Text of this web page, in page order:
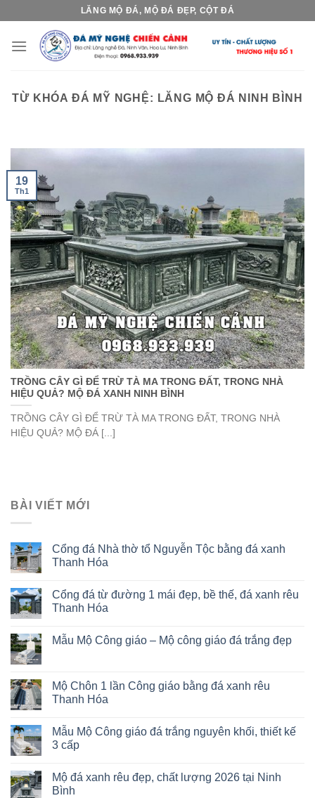
content
LĂNG MỘ ĐÁ, MỘ ĐÁ ĐẸP, CỘT ĐÁ
TỪ KHÓA ĐÁ MỸ NGHỆ: LĂNG MỘ ĐÁ NINH BÌNH
TRỒNG CÂY GÌ ĐỂ TRỪ TÀ MA TRONG ĐẤT, TRONG NHÀ
HIỆU QUẢ? MỘ ĐÁ XANH NINH BÌNH
TRỒNG CÂY GÌ ĐỂ TRỪ TÀ MA TRONG ĐẤT, TRONG NHÀ
HIỆU QUẢ? MỘ ĐÁ [...]
19
Th1
BÀI VIẾT MỚI
Cổng đá Nhà thờ tổ Nguyễn Tộc bằng đá xanh
Thanh Hóa
Cổng đá từ đường 1 mái đẹp, bề thế, đá xanh rêu
Thanh Hóa
Mẫu Mộ Công giáo – Mộ công giáo đá trắng đẹp
Mộ Chôn 1 lần Công giáo bằng đá xanh rêu
Thanh Hóa
Mẫu Mộ Công giáo đá trắng nguyên khối, thiết kế
3 cấp
Mộ đá xanh rêu đẹp, chất lượng 2026 tại Ninh
Bình